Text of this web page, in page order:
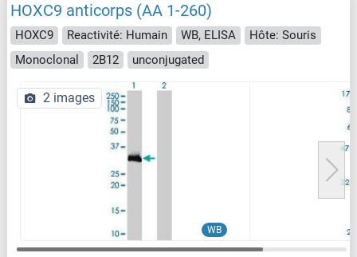
HOXC9 anticorps (AA 1-260)
HOXC9 Reactivité: Humain WB, ELISA
Hôte: Souris
Monoclonal
2B12 unconjugated
WB
2 images